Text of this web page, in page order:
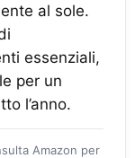
al sole.
essenziali,
per un
l’anno.
Amazon per